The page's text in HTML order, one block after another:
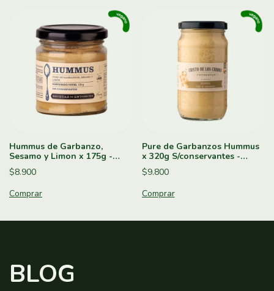
Hummus de Garbanzo,
Sesamo y Limon x 175g -
Recetas de Entonces
$8.900
Pure de Garbanzos Hummus
x 320g S/conservantes -
Cristo de los Cerros
$9.800
BLOG